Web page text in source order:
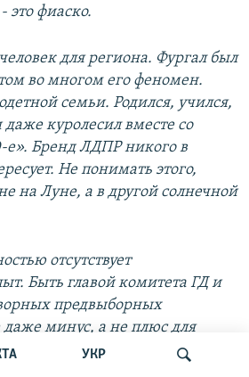
УКР
это фиаско.
для региона. Фургал был
во многом его феномен.
семьи. Родился, учился,
куролесил вместе со
е». Бренд ЛДПР никого в
Не понимать этого,
на Луне, а в другой солнечной
отсутствует
Быть главой комитета ГД и
предвыборных
минус, а не плюс для
на уровне того, как носить